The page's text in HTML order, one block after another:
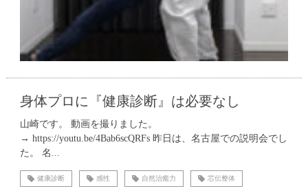
身体プロに『健康診断』は必要なし
山崎です。 動画を撮りました。
→ https://youtu.be/4Bab6scQRFs 昨日は、名古屋での説明会でし
た。 名...
健康診断 感性 自然治癒力 芯伝整体